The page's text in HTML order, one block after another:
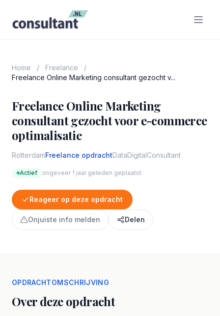
Home / Freelance
/
Freelance Online Marketing consultant gezocht v...
Freelance Online Marketing
consultant gezocht voor e-commerce
optimalisatie
RotterdamFreelance opdrachtDataDigitalConsultant
Actief ongeveer 1 jaar geleden geplaatst
Reageer op deze opdracht
Onjuiste info melden Delen
OPDRACHTOMSCHRIJVING
Over deze opdracht